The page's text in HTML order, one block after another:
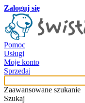
Zaloguj się
Pomoc
Usługi
Moje konto
Sprzedaj
Zaawansowane szukanie
Szukaj